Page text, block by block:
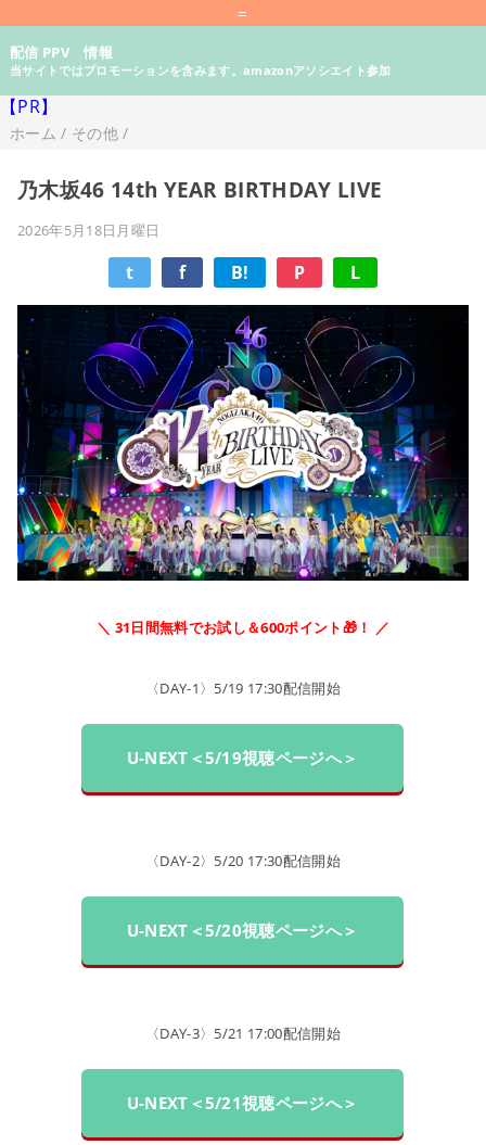
=
配信 PPV 情報
当サイトではプロモーションを含みます。amazonアソシエイト参加
【PR】
ホーム / その他/
乃⽊坂46 14th YEAR BIRTHDAY LIVE
2026年5月18日月曜日
t f B! P L
＼ 31日間無料でお試し＆600ポイント🎁！ ／
〈DAY-1〉5/19 17:30配信開始
U-NEXT＜5/19視聴ページへ＞
〈DAY-2〉5/20 17:30配信開始
U-NEXT＜5/20視聴ページへ＞
〈DAY-3〉5/21 17:00配信開始
U-NEXT＜5/21視聴ページへ＞